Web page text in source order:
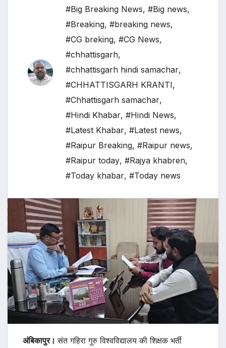
#Big Breaking News, #Big news,
#Breaking, #breaking news,
#CG breking, #CG News,
#chhattisgarh,
#chhattisgarh hindi samachar,
#CHHATTISGARH KRANTI,
#Chhattisgarh samachar,
#Hindi Khabar, #Hindi News,
#Latest Khabar, #Latest news,
#Raipur Breaking, #Raipur news,
#Raipur today, #Rajya khabren,
#Today khabar, #Today news
अंबिकापुर।संत गहिरा गुरु विश्वविद्यालय की शिक्षक भर्ती